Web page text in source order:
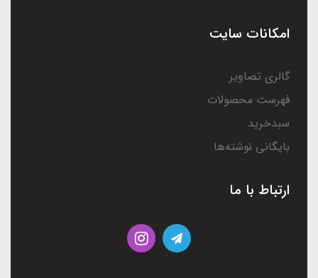
امکانات سایت
گالری تصاویر
فهرست محصولات
سبدخرید
بایگانی نوشته‌ها
ارتباط با ما